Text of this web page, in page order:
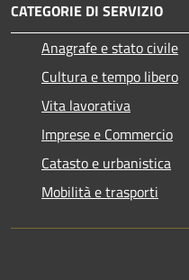
CATEGORIE DI SERVIZIO
Anagrafe e stato civile
Cultura e tempo libero
Vita lavorativa
Imprese e Commercio
Catasto e urbanistica
Mobilità e trasporti